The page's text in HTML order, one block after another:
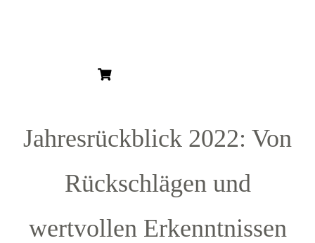
KUNSTDRUCKE
Jahresrückblick 2022: Von
Rückschlägen und
wertvollen Erkenntnissen